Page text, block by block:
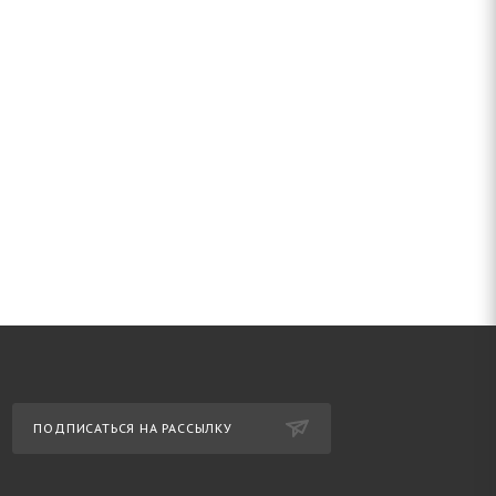
ПОДПИСАТЬСЯ НА РАССЫЛКУ